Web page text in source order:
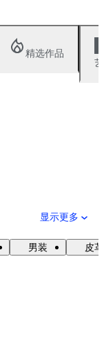
精选作品
显示更多
男装 皮